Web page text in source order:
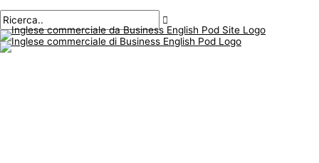
al
contenuto
principale
navigazione
qui..
mail*
A
r
g
C
e
r